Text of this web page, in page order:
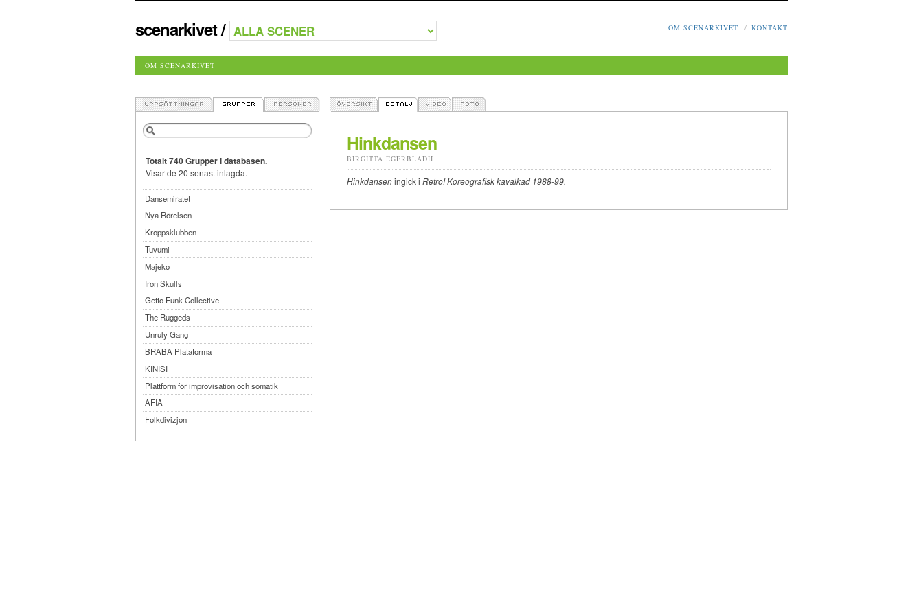
scenarkivet/ OM SCENARKIVET / KONTAKT
OM SCENARKIVET
Hinkdansen
BIRGITTA EGERBLADH
Hinkdanseningick i Retro! Koreografisk kavalkad 1988-99.
Totalt 740 Grupper i databasen.
Visar de 20 senast inlagda.
Dansemiratet
Nya Rörelsen
Kroppsklubben
Tuvumi
Majeko
Iron Skulls
Getto Funk Collective
The Ruggeds
Unruly Gang
BRABA Plataforma
KINISI
Plattform för improvisation och somatik
AFIA
Folkdivizjon